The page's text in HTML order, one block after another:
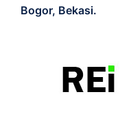
Bogor, Bekasi.